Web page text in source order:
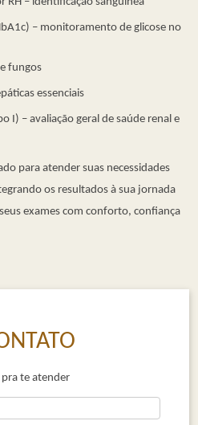
fungos
essenciais
para atender suas necessidades
os resultados à sua jornada
exames com conforto, confiança
te atender